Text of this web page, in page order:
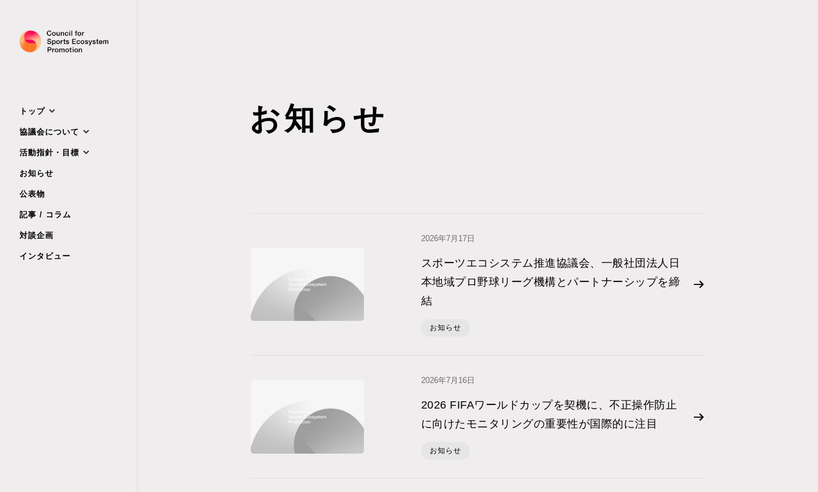
トップ
協議会について
活動指針・目標
お知らせ
公表物
記事 / コラム
対談企画
インタビュー
お知らせ
2026年7⽉17⽇
スポーツエコシステム推進協議会、一般社団法人日
本地域プロ野球リーグ機構とパートナーシップを締
結
お知らせ
2026年7⽉16⽇
2026 FIFAワールドカップを契機に、不正操作防止
に向けたモニタリングの重要性が国際的に注目
お知らせ